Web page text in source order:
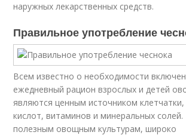
наружных лекарственных средств.
Правильное употребление
Всем известно о необходимости
ежедневный рацион взрослых и детей
являются ценным источником клетчатки,
кислот, витаминов и минеральных
полезным овощным культурам, широко